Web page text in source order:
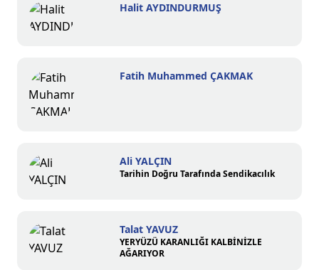
Halit AYDINDURMUŞ
Fatih Muhammed ÇAKMAK
Ali YALÇIN
Tarihin Doğru Tarafında Sendikacılık
Talat YAVUZ
YERYÜZÜ KARANLIĞI KALBİNİZLE
AĞARIYOR